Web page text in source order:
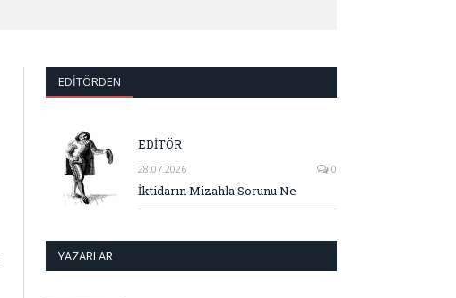
EDITÖRDEN
EDİTÖR
28.07.2026 0
İktidarın Mizahla Sorunu Ne
YAZARLAR